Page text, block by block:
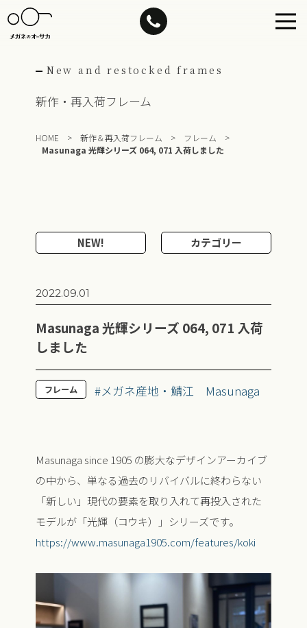
to
content
New and restocked frames
新作・再入荷フレーム
HOME > 新作＆再入荷フレーム > フレーム
>
Masunaga 光輝シリーズ 064, 071 入荷しました
NEW! カテゴリー
2022.09.01
Masunaga 光輝シリーズ 064, 071 入荷
しました
フレーム #メガネ産地・鯖江 Masunaga
Masunaga since 1905 の膨大なデザインアーカイブ
の中から、単なる過去のリバイバルに終わらない
「新しい」現代の要素を取り入れて再投入された
モデルが「光輝（コウキ）」シリーズです。
https://www.masunaga1905.com/features/koki